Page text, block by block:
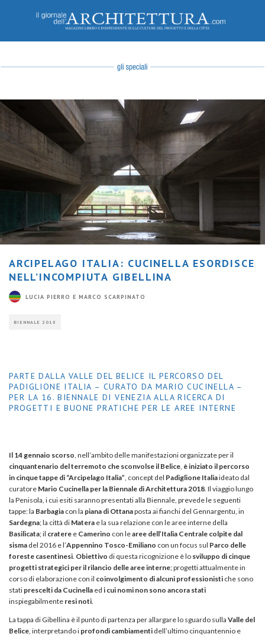
ARCIPELAGO ITALIA: CUCINELLA ESORDISCE
NELL’INCOMPIUTA GIBELLINA
LUCIA PIERRO E MARCO SCARPINATO
BIENNALE 2018
PARTE DALLA VALLE DEL BELICE IL PERCORSO DEL
PADIGLIONE ITALIA – CURATO DA MARIO CUCINELLA –
PER LA 16. BIENNALE DI VENEZIA ALLA RICERCA DI
PROGETTI E BUONE PRATICHE PER LE AREE INTERNE
Il 14 gennaio scorso, nell’ambito delle manifestazioni organizzate per il
cinquantenario del terremoto che sconvolse il Belice, è iniziato il percorso
in cinque tappe di “Arcipelago Italia”, concept del Padiglione Italiaideato dal
curatore Mario Cucinella per la Biennale di Architettura 2018. Il viaggio lungo
la Penisola, i cui esiti saranno presentati alla Biennale, prevede le seguenti
tappe: la Barbagia con la piana di Ottanaposta ai fianchi del Gennargentu, in
Sardegna; la città di Matera e la sua relazione con le aree interne della
Basilicata; il cratere e Camerino con learee dell’Italia Centrale colpite dal
sisma del 2016 e l’Appennino Tosco-Emiliano con un focus sul Parco delle
foreste casentinesi. Obiettivo di questa ricognizione è lo sviluppo di cinque
progetti strategici per il rilancio delle aree interne; progetti attualmente in
corso di elaborazione con il coinvolgimento di alcuni professionisti che sono
stati prescelti da Cucinella ed i cui nomi non sono ancora stati
inspiegabilmente resi noti.
La tappa di Gibellina è il punto di partenza per allargare lo sguardo sulla Valle del
Belice, interpretando i profondi cambiamenti dell’ultimo cinquantennio e